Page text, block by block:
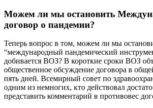
Можем ли мы остановить
договор о пандемии?
Теперь вопрос в том, можем ли мы
“международный пандемический
добивается ВОЗ? В короткие сроки ВОЗ
общественное обсуждение договора в
пять дней. Всемирный совет по
одним из немногих, кто действовал
представить комментарий в противовес